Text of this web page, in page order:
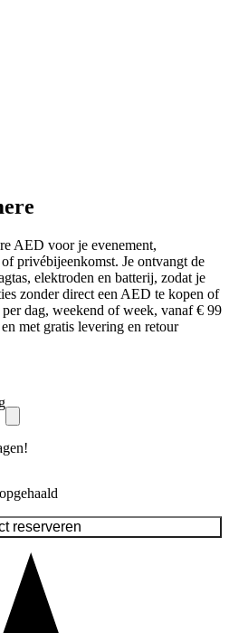
AED voor je evenement,
privébijeenkomst. Je ontvangt de
elektroden en batterij, zodat je
zonder direct een AED te kopen of
dag, weekend of week, vanaf € 99
met gratis levering en retour
reserveren